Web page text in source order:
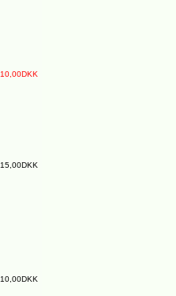
10,00DKK
15,00DKK
10,00DKK